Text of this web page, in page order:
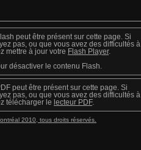
peut être présent sur cette page. Si
pas, ou que vous avez des difficultés à
mettre à jour votre Flash Player.
désactiver le contenu Flash.
peut être présent sur cette page. Si
pas, ou que vous avez des difficultés à
télécharger le lecteur PDF.
2010, tous droits réservés.